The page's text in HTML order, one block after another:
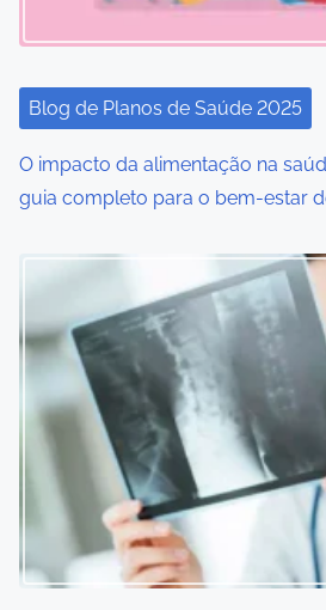
i
o
n
Blog de Planos de Saúde 2025
O impacto da alimentação na
guia completo para o bem-estar